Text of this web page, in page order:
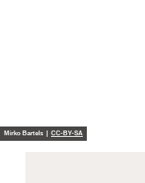
Mirko Bartels | CC-BY-SA